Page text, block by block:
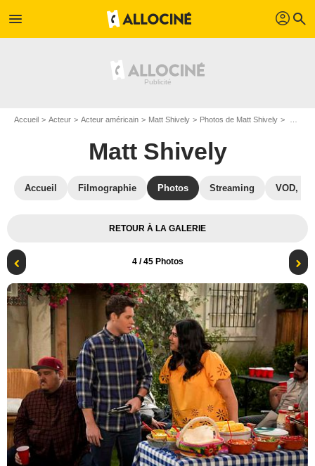
menu profil search
Accueil Acteur Acteur américain Matt Shively Photos de Matt Shively
Matt Shively
Accueil Filmographie Photos Streaming VOD,
RETOUR À LA GALERIE
4/ 45 Photos